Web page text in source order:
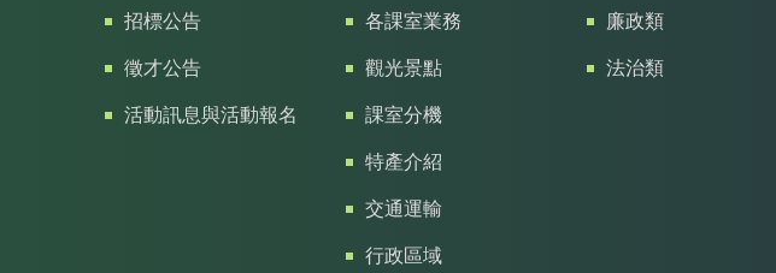
招標公告
徵才公告
活動訊息與活動報名
各課室業務
觀光景點
課室分機
特產介紹
交通運輸
行政區域
廉政類
法治類